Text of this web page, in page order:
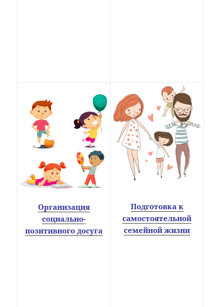
Организация
социально-
позитивного досуга
Подготовка к
самостоятельной
семейной жизни